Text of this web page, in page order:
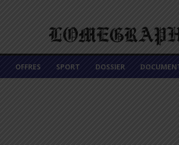
OFFRES SPORT DOSSIER